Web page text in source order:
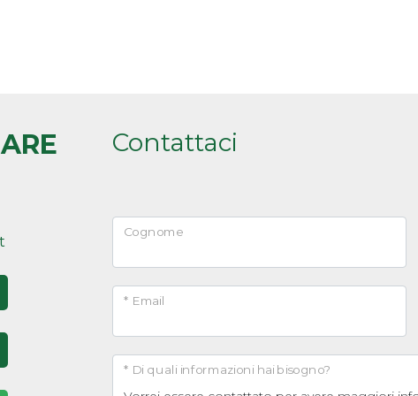
Contattaci
Cognome
* Email
* Di quali informazioni hai bisogno?